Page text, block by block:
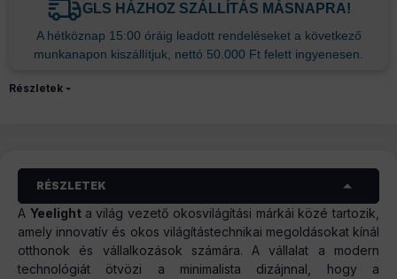
GLS HÁZHOZ SZÁLLÍTÁS MÁSNAPRA!
A hétköznap 15:00 óráig leadott rendeléseket a következő
munkanapon kiszállítjuk, nettó 50.000 Ft felett ingyenesen.
Részletek
RÉSZLETEK
A Yeelight a világ vezető okosvilágítási márkái közé tartozik,
amely innovatív és okos világítástechnikai megoldásokat kínál
otthonok és vállalkozások számára. A vállalat a modern
technológiát ötvözi a minimalista dizájnnal, hogy a